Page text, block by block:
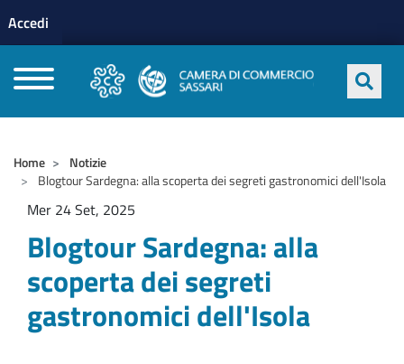
profilo utente
Accedi
Home
Notizie
Blogtour Sardegna: alla scoperta dei segreti gastronomici dell'Isola
Mer 24 Set, 2025
Blogtour Sardegna: alla
scoperta dei segreti
gastronomici dell'Isola